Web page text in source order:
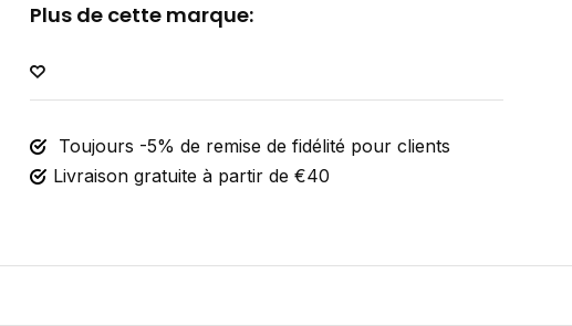
Plus de cette marque:
Toujours -5% de remise de fidélité pour clients
Livraison gratuite à partir de €40